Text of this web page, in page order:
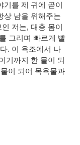
기를 제 귀에 곧이
상 남을 위해주는
저는, 대충 몸이
그리며 빠르게 빨
. 이 욕조에서 나
기까지 한 물이 되
이 되어 목욕물과